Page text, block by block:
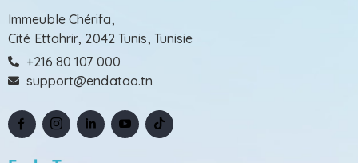
Immeuble Chérifa,
Cité Ettahrir, 2042 Tunis, Tunisie
+216 80 107 000
support@endatao.tn